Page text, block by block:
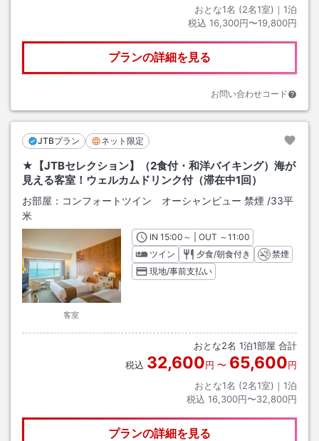
おとな1名 (2名1室)｜ 1泊
税込 16,300円〜19,800円
プランの詳細を見る
お問い合わせコード
JTBプラン ネット限定
★【JTBセレクション】（2食付・和洋バイキング）海が
見える客室！ウェルカムドリンク付（滞在中1回）
お部屋： コンフォートツイン オーシャンビュー 禁煙 /33平
米
客室
INチェックイン
15:00 ～ | OUT チェックアウト
～11:00
ツイン
夕食/朝食付き
禁煙
現地/事前支払い
おとな2名 1泊1部屋 合計
税込 32,600円 〜 65,600円
おとな1名 (2名1室)｜ 1泊
税込 16,300円〜32,800円
プランの詳細を見る